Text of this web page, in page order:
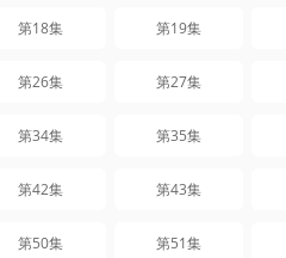
第18集 第19集
第26集 第27集
第34集 第35集
第42集 第43集
第50集 第51集